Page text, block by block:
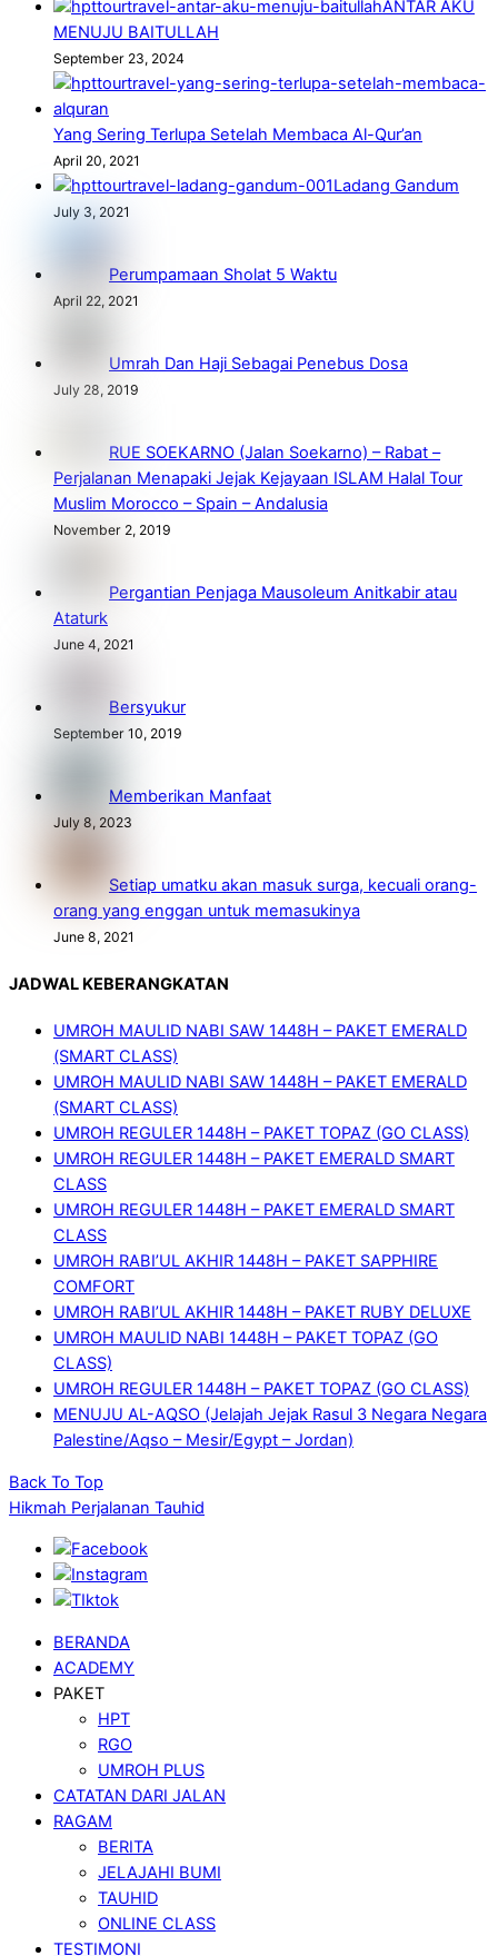
ANTAR AKU
MENUJU BAITULLAH
September 23, 2024
Yang Sering Terlupa Setelah Membaca Al-Qur’an
April 20, 2021
Ladang Gandum
July 3, 2021
Perumpamaan Sholat 5 Waktu
April 22, 2021
Umrah Dan Haji Sebagai Penebus Dosa
July 28, 2019
RUE SOEKARNO (Jalan Soekarno) – Rabat –
Perjalanan Menapaki Jejak Kejayaan ISLAM Halal Tour
Muslim Morocco – Spain – Andalusia
November 2, 2019
Pergantian Penjaga Mausoleum Anitkabir atau
Ataturk
June 4, 2021
Bersyukur
September 10, 2019
Memberikan Manfaat
July 8, 2023
Setiap umatku akan masuk surga, kecuali orang-
orang yang enggan untuk memasukinya
June 8, 2021
JADWAL KEBERANGKATAN
UMROH MAULID NABI SAW 1448H – PAKET EMERALD
(SMART CLASS)
UMROH MAULID NABI SAW 1448H – PAKET EMERALD
(SMART CLASS)
UMROH REGULER 1448H – PAKET TOPAZ (GO CLASS)
UMROH REGULER 1448H – PAKET EMERALD SMART
CLASS
UMROH REGULER 1448H – PAKET EMERALD SMART
CLASS
UMROH RABI’UL AKHIR 1448H – PAKET SAPPHIRE
COMFORT
UMROH RABI’UL AKHIR 1448H – PAKET RUBY DELUXE
UMROH MAULID NABI 1448H – PAKET TOPAZ (GO
CLASS)
UMROH REGULER 1448H – PAKET TOPAZ (GO CLASS)
MENUJU AL-AQSO (Jelajah Jejak Rasul 3 Negara Negara
Palestine/Aqso – Mesir/Egypt – Jordan)
Back To Top
Hikmah Perjalanan Tauhid
BERANDA
ACADEMY
PAKET
HPT
RGO
UMROH PLUS
CATATAN DARI JALAN
RAGAM
BERITA
JELAJAHI BUMI
TAUHID
ONLINE CLASS
TESTIMONI